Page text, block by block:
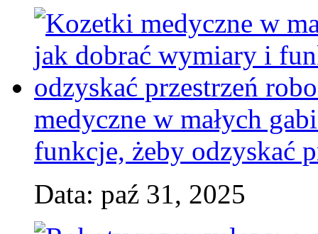
medyczne w małych
funkcje, żeby odzyskać
Data: paź 31, 2025